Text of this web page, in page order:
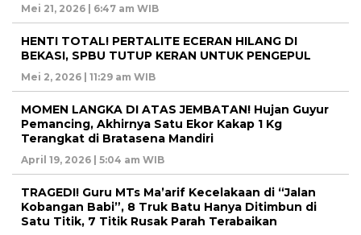
Mei 21, 2026 | 6:47 am WIB
HENTI TOTAL! PERTALITE ECERAN HILANG DI
BEKASI, SPBU TUTUP KERAN UNTUK PENGEPUL
Mei 2, 2026 | 11:29 am WIB
MOMEN LANGKA DI ATAS JEMBATAN! Hujan Guyur
Pemancing, Akhirnya Satu Ekor Kakap 1 Kg
Terangkat di Bratasena Mandiri
April 19, 2026 | 5:04 am WIB
TRAGEDI! Guru MTs Ma’arif Kecelakaan di “Jalan
Kobangan Babi”, 8 Truk Batu Hanya Ditimbun di
Satu Titik, 7 Titik Rusak Parah Terabaikan